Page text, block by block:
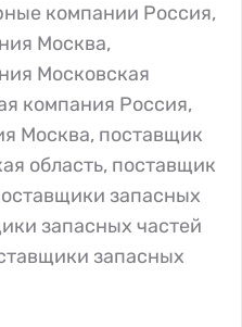
компании Россия,
Москва,
Московская
компания Россия,
Москва, поставщик
область, поставщик
запасных
запасных частей
запасных